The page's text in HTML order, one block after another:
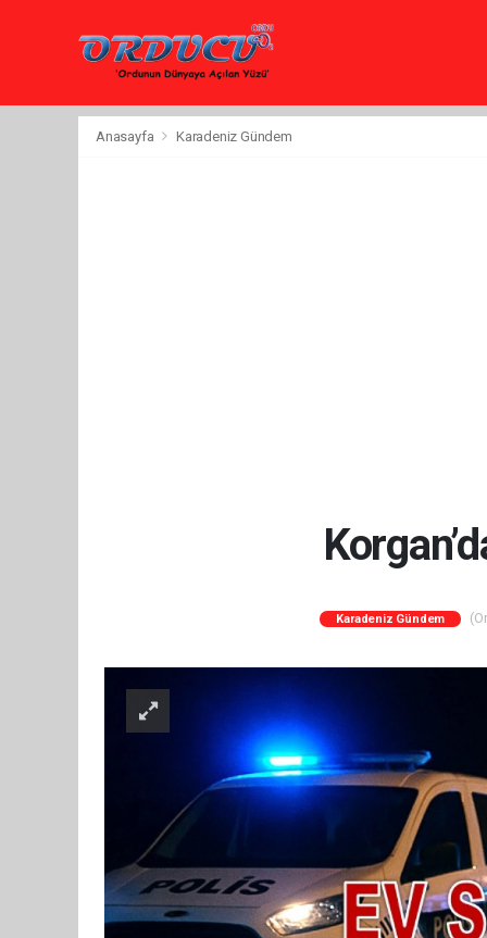
Anasayfa Karadeniz Gündem
Karadeniz Gündem